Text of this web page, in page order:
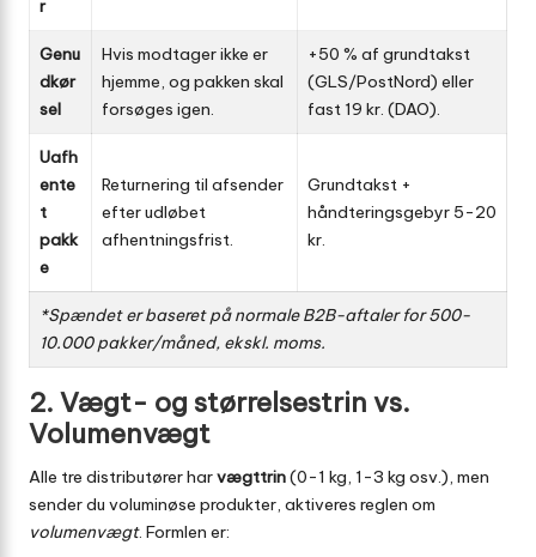
r
Genu
dkør
sel
Hvis modtager ikke er
hjemme, og pakken skal
forsøges igen.
+50 % af grundtakst
(GLS/PostNord) eller
fast 19 kr. (DAO).
Uafh
ente
t
pakk
e
Returnering til afsender
efter udløbet
afhentnings­frist.
Grundtakst +
håndteringsgebyr 5-20
kr.
*Spændet er baseret på normale B2B-aftaler for 500-
10.000 pakker/måned, ekskl. moms.
2. Vægt- og størrelsestrin vs.
Volumenvægt
Alle tre distributører harvægttrin(0-1 kg, 1-3 kg osv.), men
sender du voluminøse produkter, aktiveres reglen om
volumenvægt. Formlen er: